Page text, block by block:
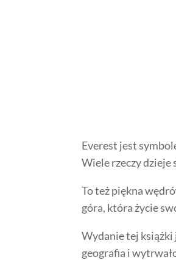
Everest jest
Wiele rzeczy dzieje
To też piękna
góra, która życie
Wydanie tej
geografia i